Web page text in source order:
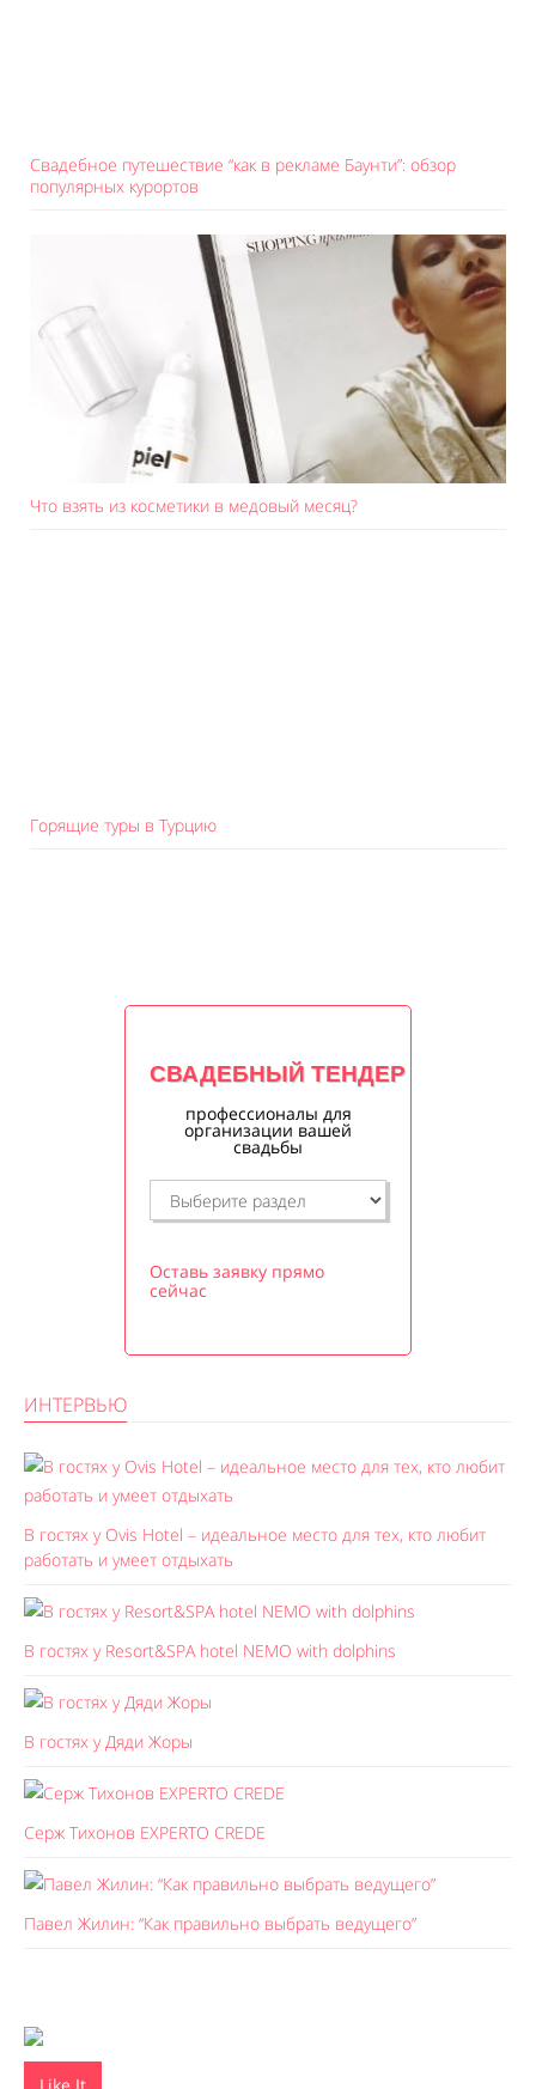
Свадебное путешествие “как в рекламе Баунти”: обзор
популярных курортов
Что взять из косметики в медовый месяц?
Горящие туры в Турцию
СВАДЕБНЫЙ ТЕНДЕР
профессионалы для
организации вашей
свадьбы
Оставь заявку прямо
сейчас
ИНТЕРВЬЮ
В гостях у Ovis Hotel – идеальное место для тех, кто любит
работать и умеет отдыхать
В гостях у Resort&SPA hotel NEMO with dolphins
В гостях у Дяди Жоры
Серж Тихонов EXPERTO CREDE
Павел Жилин: “Как правильно выбрать ведущего”